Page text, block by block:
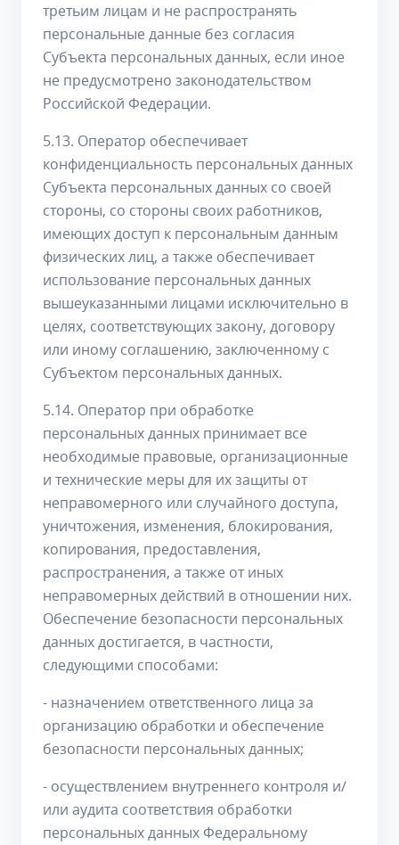
третьим лицам и не распространять
персональные данные без согласия
Субъекта персональных данных, если иное
не предусмотрено законодательством
Российской Федерации.
5.13. Оператор обеспечивает
конфиденциальность персональных данных
Субъекта персональных данных со своей
стороны, со стороны своих работников,
имеющих доступ к персональным данным
физических лиц, а также обеспечивает
использование персональных данных
вышеуказанными лицами исключительно в
целях, соответствующих закону, договору
или иному соглашению, заключенному с
Субъектом персональных данных.
5.14. Оператор при обработке
персональных данных принимает все
необходимые правовые, организационные
и технические меры для их защиты от
неправомерного или случайного доступа,
уничтожения, изменения, блокирования,
копирования, предоставления,
распространения, а также от иных
неправомерных действий в отношении них.
Обеспечение безопасности персональных
данных достигается, в частности,
следующими способами:
- назначением ответственного лица за
организацию обработки и обеспечение
безопасности персональных данных;
- осуществлением внутреннего контроля и/
или аудита соответствия обработки
персональных данных Федеральному